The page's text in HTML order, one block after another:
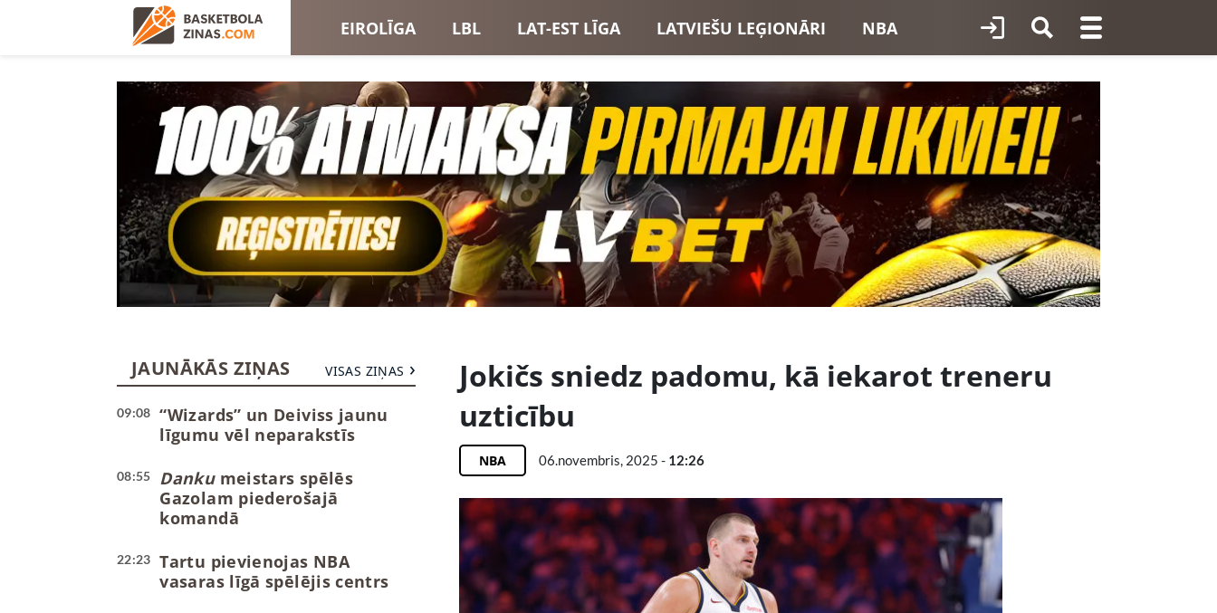
EIROLĪGA LBL LAT-EST LĪGA LATVIEŠU LEĢIONĀRI NBA
EIROKAUSI LATVIJAS IZLASE
JAUNĀKĀS ZIŅAS VISAS ZIŅAS
09:08
“Wizards” un Deiviss jaunu
līgumu vēl neparakstīs
08:55 Dankumeistars spēlēs
Gazolam piederošajā
komandā
22:23
Tartu pievienojas NBA
vasaras līgā spēlējis centrs
Jokičs sniedz padomu, kā iekarot treneru
uzticību
NBA 06.novembris, 2025 - 12:26